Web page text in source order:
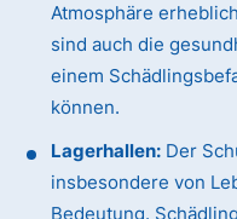
Atmosphäre
sind auch die
einem
können.
Lagerhallen: Der
insbesondere von
Bedeutung.